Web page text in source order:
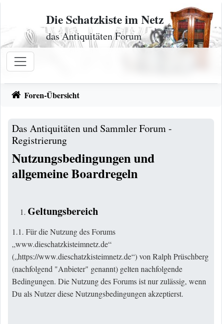
Zum Inhalt
Die Schatzkiste im Netz
das Antiquitäten Forum
Foren-Übersicht
Das Antiquitäten und Sammler Forum -
Registrierung
Nutzungsbedingungen und
allgemeine Boardregeln
Geltungsbereich
1.1. Für die Nutzung des Forums
„www.dieschatzkisteimnetz.de“
(„https://www.dieschatzkisteimnetz.de“) von Ralph Prüschberg
(nachfolgend "Anbieter" genannt) gelten nachfolgende
Bedingungen. Die Nutzung des Forums ist nur zulässig, wenn
Du als Nutzer diese Nutzungsbedingungen akzeptierst.